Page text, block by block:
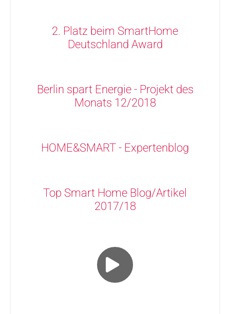
2. Platz beim SmartHome
Deutschland Award
Berlin spart Energie - Projekt des
Monats 12/2018
HOME&SMART - Expertenblog
Top Smart Home Blog/Artikel
2017/18